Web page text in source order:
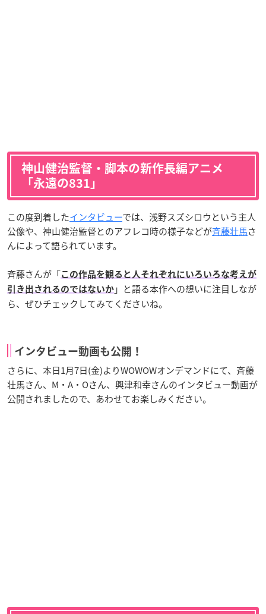
神山健治監督・脚本の新作長編アニメ
「永遠の831」
この度到着したインタビューでは、浅野スズシロウという主人
公像や、神山健治監督とのアフレコ時の様子などが斉藤壮馬さ
んによって語られています。
斉藤さんが「この作品を観ると人それぞれにいろいろな考えが
引き出されるのではないか 」と語る本作への想いに注目しなが
ら、ぜひチェックしてみてくださいね。
インタビュー動画も公開！
さらに、本日1月7日(金)よりWOWOWオンデマンドにて、斉藤
壮馬さん、M・A・Oさん、興津和幸さんのインタビュー動画が
公開されましたので、あわせてお楽しみください。